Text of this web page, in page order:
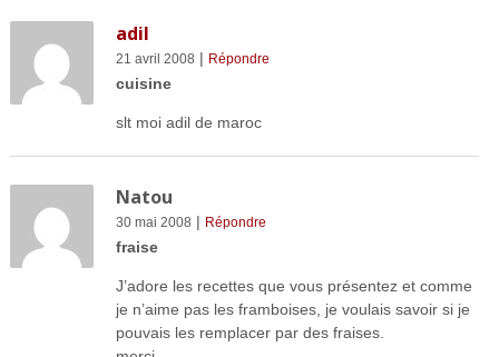
adil
21 avril 2008 | Répondre
cuisine
slt moi adil de maroc
Natou
30 mai 2008 | Répondre
fraise
J’adore les recettes que vous présentez et comme
je n’aime pas les framboises, je voulais savoir si je
pouvais les remplacer par des fraises.